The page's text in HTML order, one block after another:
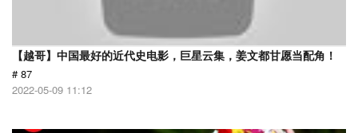
【越哥】中国最好的近代史电影，巨星云集，姜文都甘愿当配角！
# 87
2022-05-09 11:12